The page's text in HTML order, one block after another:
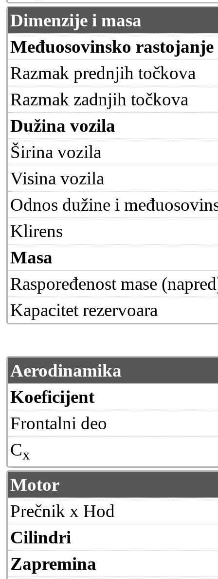
Dimenzije i masa
Međuosovinsko rastojanje
Razmak prednjih točkova
Razmak zadnjih točkova
Dužina vozila
Širina vozila
Visina vozila
Odnos dužine i
Klirens
Masa
Raspoređenost mase
Kapacitet rezervoara
Aerodinamika
Koeficijent
Frontalni deo
Cx
Motor
Prečnik x Hod
Cilindri
Zapremina